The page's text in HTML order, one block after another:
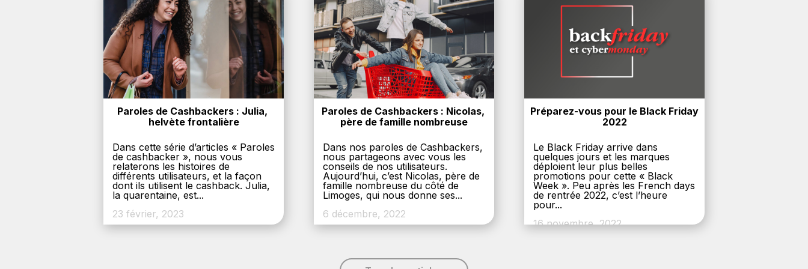
Paroles de Cashbackers : Julia,
helvète frontalière
Dans cette série d’articles « Paroles
de cashbacker », nous vous
relaterons les histoires de
différents utilisateurs, et la façon
dont ils utilisent le cashback. Julia,
la quarentaine, est...
23 février, 2023
Paroles de Cashbackers : Nicolas,
père de famille nombreuse
Dans nos paroles de Cashbackers,
nous partageons avec vous les
conseils de nos utilisateurs.
Aujourd’hui, c’est Nicolas, père de
famille nombreuse du côté de
Limoges, qui nous donne ses...
6 décembre, 2022
Préparez-vous pour le Black Friday
2022
Le Black Friday arrive dans
quelques jours et les marques
déploient leur plus belles
promotions pour cette « Black
Week ». Peu après les French days
de rentrée 2022, c’est l’heure
pour...
16 novembre, 2022